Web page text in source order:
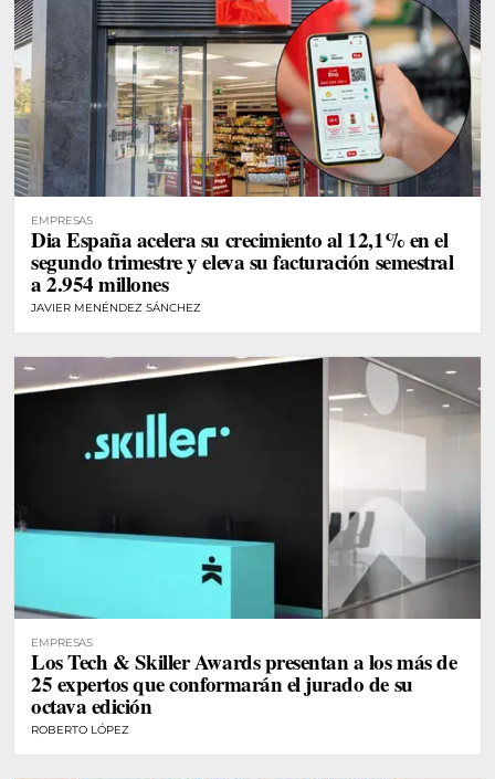
EMPRESAS
Dia España acelera su crecimiento al 12,1% en el
segundo trimestre y eleva su facturación semestral
a 2.954 millones
JAVIER MENÉNDEZ SÁNCHEZ
EMPRESAS
Los Tech & Skiller Awards presentan a los más de
25 expertos que conformarán el jurado de su
octava edición
ROBERTO LÓPEZ